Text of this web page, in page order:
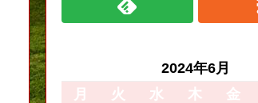
2024年6月
月
火 水 木 金